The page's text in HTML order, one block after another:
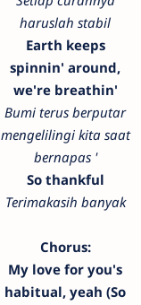
haruslah stabil
Earth keeps
spinnin' around,
we're breathin'
Bumi terus berputar
mengelilingi kita saat
bernapas '
So thankful
Terimakasih banyak
Chorus:
My love for you's
habitual, yeah (So